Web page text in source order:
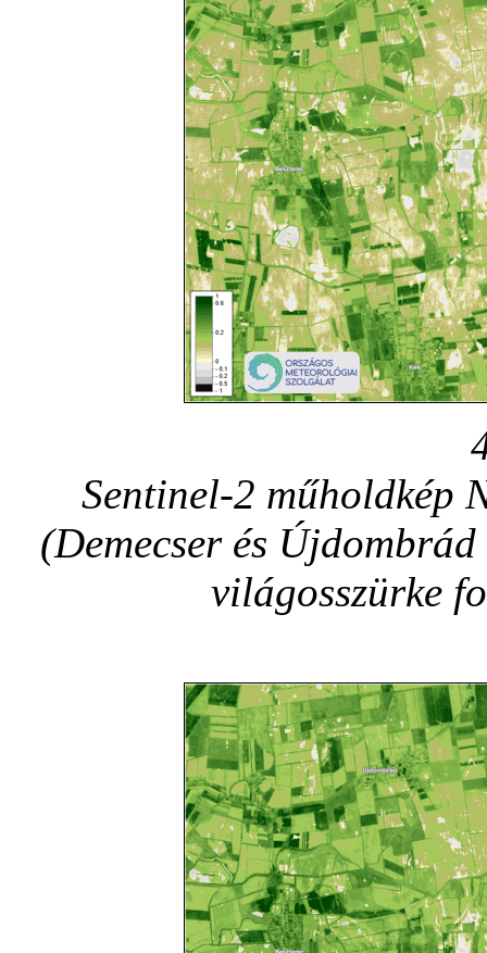
Sentinel-2 műholdkép
(Demecser és
világosszürke